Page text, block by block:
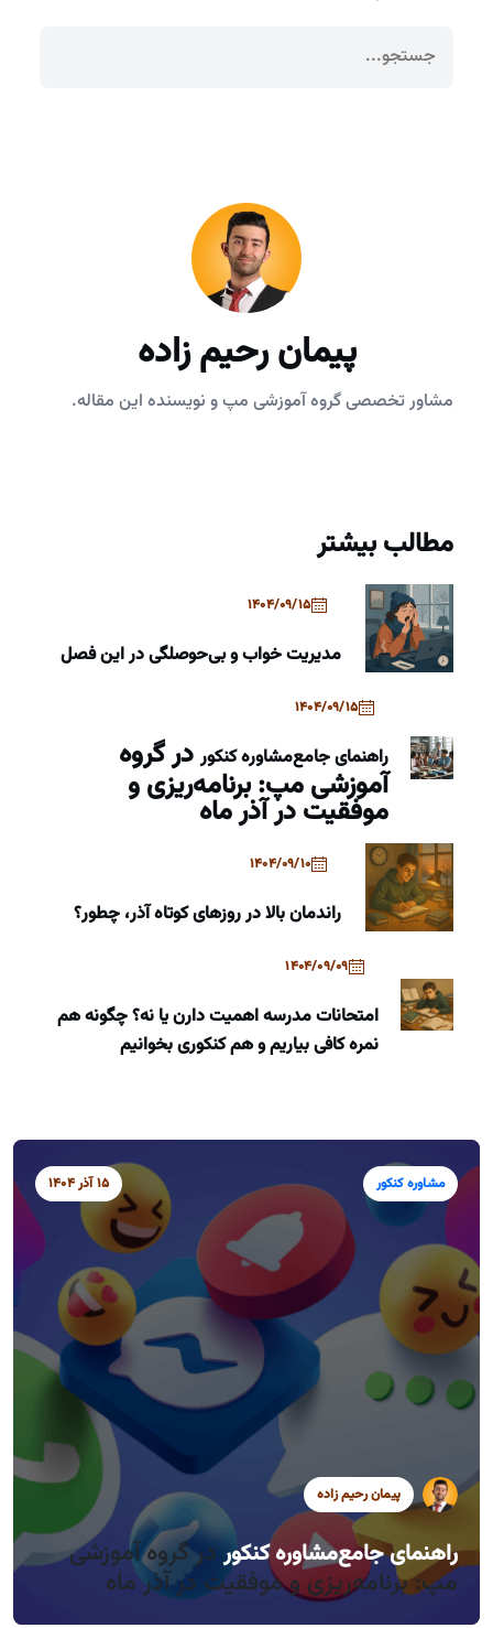
پیمان رحیم زاده
مشاور تخصصی گروه آموزشی مپ و نویسنده این مقاله.
مطالب بیشتر
1404/09/15
مدیریت خواب و بی‌حوصلگی در این فصل
1404/09/15
راهنمای جامعمشاوره کنکوردر گروه
آموزشی مپ: برنامه‌ریزی و
موفقیت در آذر ماه
1404/09/10
راندمان بالا در روزهای کوتاه آذر، چطور؟
1404/09/09
امتحانات مدرسه اهمیت دارن یا نه؟ چگونه هم
نمره کافی بیاریم و هم کنکوری بخوانیم
سید محمد موسوی
مدیریت خواب و بی‌حوصلگی در این فصل
مشاوره کنکور 15 آذر 1404
پیمان رحیم زاده
راهنمای جامعمشاوره کنکوردر گروه آموزشی
مپ: برنامه‌ریزی و موفقیت در آذر ماه
سید محمد موسوی
راندمان بالا در روزهای کوتاه آذر، چطور؟